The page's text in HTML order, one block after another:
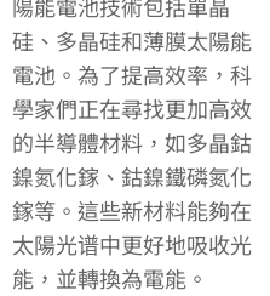
陽能電池技術包括單晶
硅、多晶硅和薄膜太陽能
電池。為了提高效率，科
學家們正在尋找更加高效
的半導體材料，如多晶鈷
鎳氮化鎵、鈷鎳鐵磷氮化
鎵等。這些新材料能夠在
太陽光谱中更好地吸收光
能，並轉換為電能。